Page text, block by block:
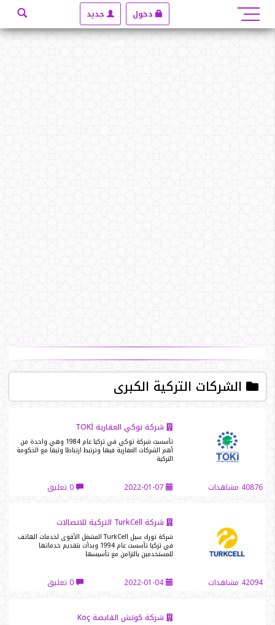
دخول جديد
الشركات التركية الكبرى
شركة توكي العقارية TOKİ
تأسست شركة توكي في تركيا عام 1984 وهي واحدة من
أهم الشركات العقارية فيها وترتبط ارتباطا وثيقا مع الحكومة
التركية
40876 مشاهدات 2022-01-07 0 تعليق
شركة TurkCell التركية للاتصالات
شركة تورك سيل TurkCell المشغل الأقوى لخدمات الهاتف
في تركيا تأسست عام 1994 وبدأت بتقديم خدماتها
للمستخدمين بالتزامن مع تأسيسها
42094 مشاهدات 2022-01-04 0 تعليق
شركة كوتش القابضة Koç